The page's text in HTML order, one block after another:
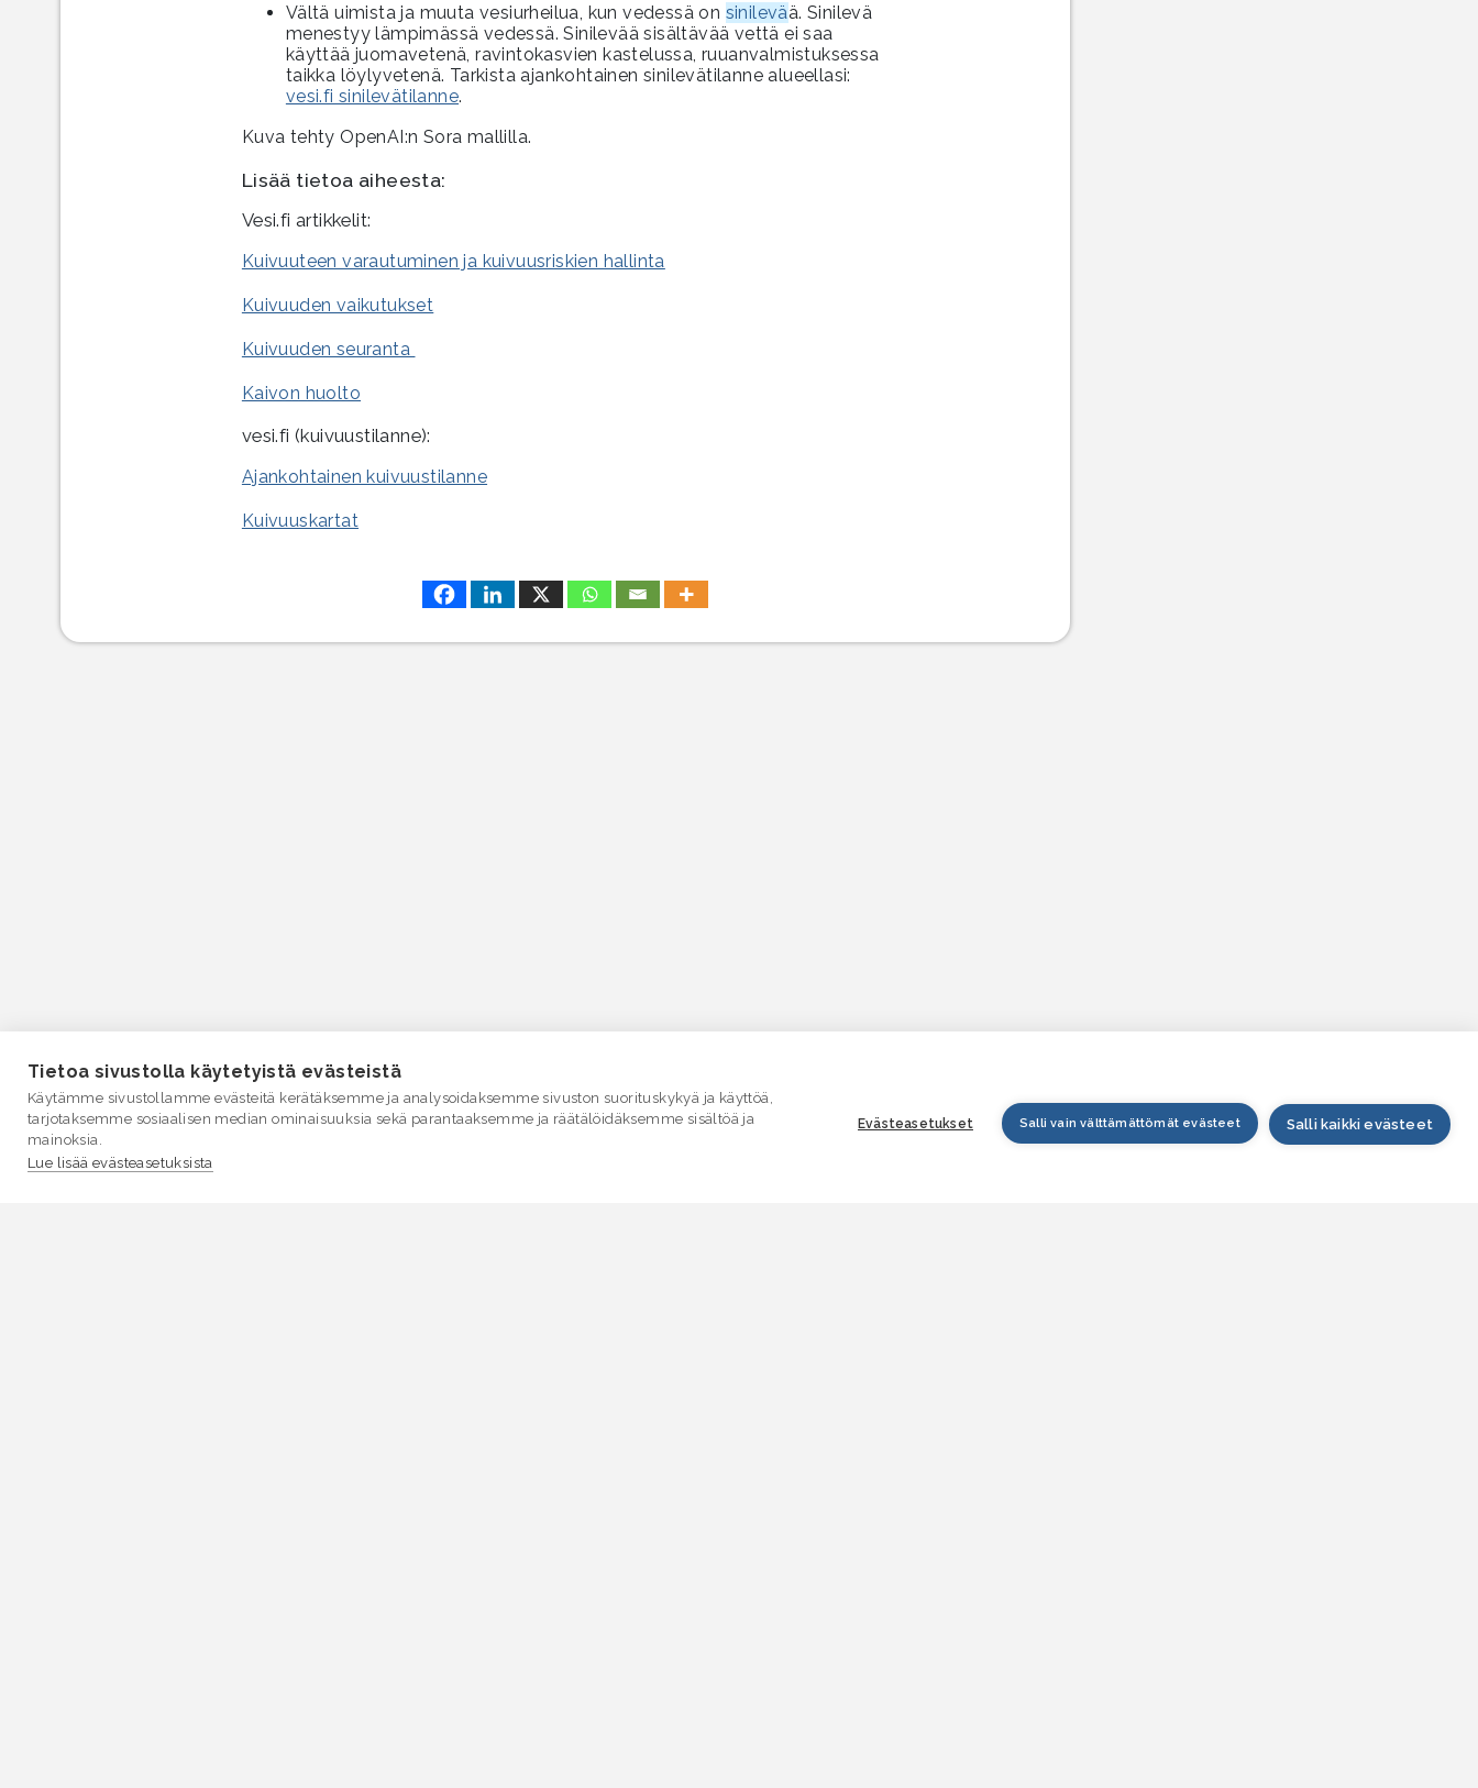
Vältä uimista ja muuta vesiurheilua, kun vedessä on sinilevää. Sinilevä
menestyy lämpimässä vedessä. Sinilevää sisältävää vettä ei saa
käyttää juomavetenä, ravintokasvien kastelussa, ruuanvalmistuksessa
taikka löylyvetenä. Tarkista ajankohtainen sinilevätilanne alueellasi:
vesi.fi sinilevätilanne.
Kuva tehty OpenAI:n Sora mallilla.
Lisää tietoa aiheesta:
Vesi.fi artikkelit:
Kuivuuteen varautuminen ja kuivuusriskien hallinta
Kuivuuden vaikutukset
Kuivuuden seuranta
Kaivon huolto
vesi.fi (kuivuustilanne):
Ajankohtainen kuivuustilanne
Kuivuuskartat
Tietoa sivustolla käytetyistä evästeistä
Käytämme sivustollamme evästeitä kerätäksemme ja analysoidaksemme sivuston suorituskykyä ja käyttöä,
tarjotaksemme sosiaalisen median ominaisuuksia sekä parantaaksemme ja räätälöidäksemme sisältöä ja
mainoksia.
Lue lisää evästeasetuksista
Evästeasetukset Salli vain välttämättömät evästeet Salli kaikki evästeet